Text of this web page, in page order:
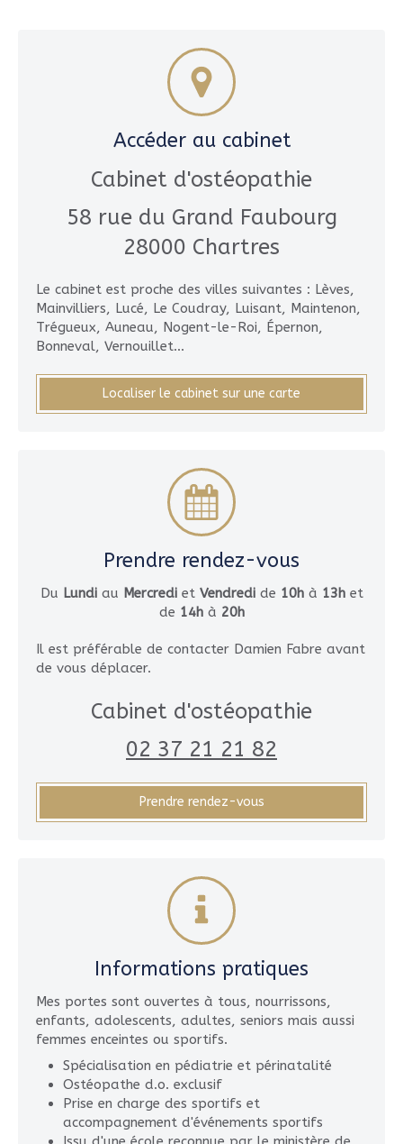
Accéder au cabinet
Cabinet d'ostéopathie
58 rue du Grand Faubourg
28000 Chartres
Le cabinet est proche des villes suivantes : Lèves,
Mainvilliers, Lucé, Le Coudray, Luisant, Maintenon,
Trégueux, Auneau, Nogent-le-Roi, Épernon,
Bonneval, Vernouillet...
Localiser le cabinet sur une carte
Prendre rendez-vous
Du Lundiau Mercrediet Vendredide 10hà 13het
de 14hà 20h
Il est préférable de contacter Damien Fabre avant
de vous déplacer.
Cabinet d'ostéopathie
02 37 21 21 82
Prendre rendez-vous
Informations pratiques
Mes portes sont ouvertes à tous, nourrissons,
enfants, adolescents, adultes, seniors mais aussi
femmes enceintes ou sportifs.
Spécialisation en pédiatrie et périnatalité
Ostéopathe d.o. exclusif
Prise en charge des sportifs et
accompagnement d'événements sportifs